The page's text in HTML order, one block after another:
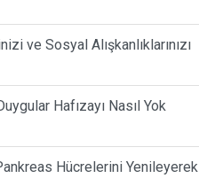
ve Sosyal Alışkanlıklarınızı
Hafızayı Nasıl Yok
Hücrelerini Yenileyerek